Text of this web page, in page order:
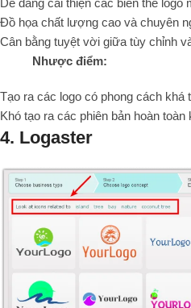
Đồ họa chất lượng cao và chuyên
Cân bằng tuyệt vời giữa tùy chỉnh
Nhược điểm:
Tạo ra các logo có phong cách
Khó tạo ra các phiên bản hoàn
4. Logaster